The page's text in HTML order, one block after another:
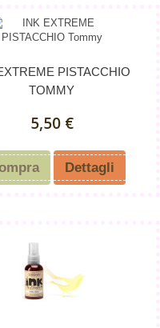
PISTACCHIO
TOMMY
5,50 €
Dettagli